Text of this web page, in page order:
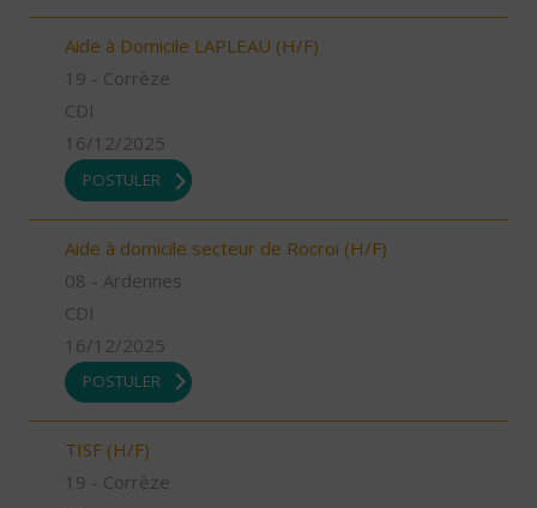
Aide à Domicile LAPLEAU (H/F)
19 - Corrèze
CDI
16/12/2025
POSTULER
Aide à domicile secteur de Rocroi (H/F)
08 - Ardennes
CDI
16/12/2025
POSTULER
TISF (H/F)
19 - Corrèze